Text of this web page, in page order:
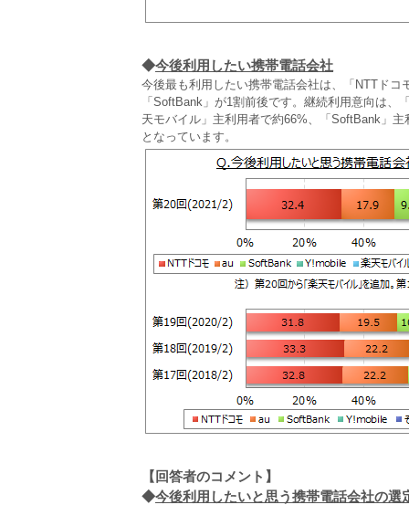
◆今後利用したい携帯電話会社
今後最も利用したい携帯電話会社は、「NTTド
「SoftBank」が1割前後です。継続利用意向は
天モバイル」主利用者で約66%、「SoftBank」
となっています。
【回答者のコメント】
◆今後利用したいと思う携帯電話会社の選